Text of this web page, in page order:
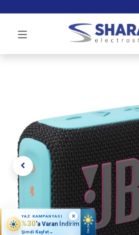
YAZ KAMPANYASI
%30'a Varan İndirim
Şimdi Keşfet→ YAZ
×